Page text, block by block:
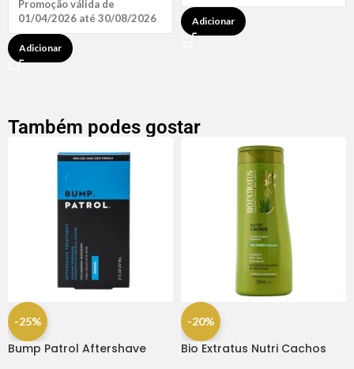
Promoção válida de
01/04/2026 até 30/08/2026
Adicionar
Adicionar
Também podes gostar
-25%
Bump Patrol Aftershave
-20%
Bio Extratus Nutri Cachos